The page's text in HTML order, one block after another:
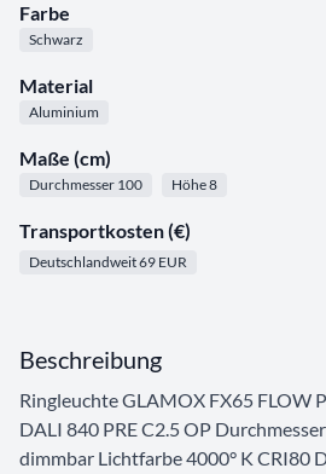
Farbe
Schwarz
Material
Aluminium
Maße (cm)
Durchmesser 100 Höhe 8
Transportkosten (€)
Deutschlandweit 69 EUR
Beschreibung
Ringleuchte GLAMOX FX65 FLOW
DALI 840 PRE C2.5 OP
dimmbar Lichtfarbe 4000° K CRI80